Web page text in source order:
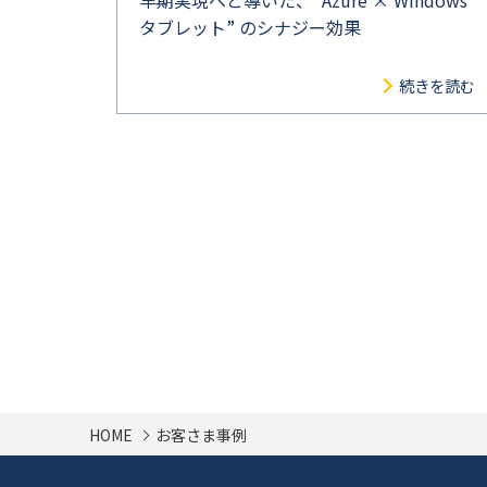
タブレット” のシナジー効果
続きを読む
HOME お客さま事例